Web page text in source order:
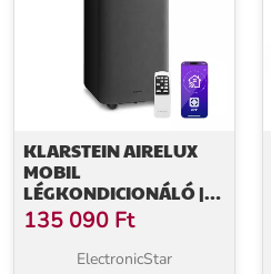
KLARSTEIN AIRELUX
MOBIL
LÉGKONDICIONÁLÓ |
9000 BTU | 31 CM | 33 M²
| A ENERGIAOSZTÁLY
135 090 Ft
ElectronicStar